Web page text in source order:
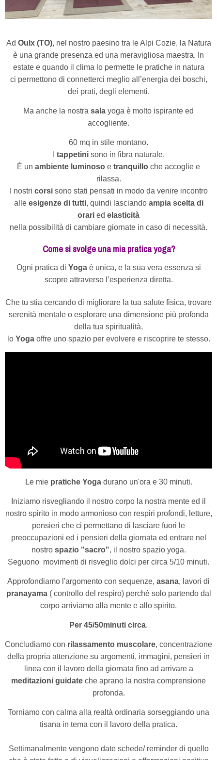
Ad Oulx (TO), nel nostro paesino tra le Alpi Cozie, la Natura
è una grande presenza ed una meravigliosa maestra. In
estate e quando il clima lo permette le pratiche in natura
ci permettono di connetterci meglio all’energia dei boschi,
dei prati, degli elementi.
Ma anche la nostra sala yoga è molto ispirante ed
accogliente.
60 mq in stile montano.
tappetinisono in fibra naturale.
È un ambiente luminoso e tranquillo che accoglie e
rilassa.
I nostri corsi sono stati pensati in modo da venire incontro
alle esigenze di tutti, quindi lasciando ampia scelta di
orari ed elasticità
nella possibilità di cambiare giornate in caso di necessità.
Come si svolge una mia pratica yoga?
Ogni pratica di Yogaè unica, e la sua vera essenza si
scopre attraverso l’esperienza diretta.
Che tu stia cercando di migliorare la tua salute fisica, trovare
serenità mentale o esplorare una dimensione più profonda
della tua spiritualità,
lo Yogaoffre uno spazio per evolvere e riscoprire te stesso.
Le mie pratiche Yogadurano un'ora e 30 minuti.
Iniziamo risvegliando il nostro corpo la nostra mente ed il
nostro spirito in modo armonioso con respiri profondi, letture,
pensieri che ci permettano di lasciare fuori le
preoccupazioni ed i pensieri della giornata ed entrare nel
nostro spazio "sacro", il nostro spazio yoga.
Seguono movimenti di risveglio dolci per circa 5/10 minuti.
Approfondiamo l'argomento con sequenze, asana, lavori di
pranayama( controllo del respiro) perchè solo partendo dal
corpo arriviamo alla mente e allo spirito.
Per 45/50minuti circa.
Concludiamo con rilassamento muscolare, concentrazione
della propria attenzione su argomenti, immagini, pensieri in
linea con il lavoro della giornata fino ad arrivare a
meditazioni guidate che aprano la nostra comprensione
profonda.
Torniamo con calma alla realtà ordinaria sorseggiando una
tisana in tema con il lavoro della pratica.
Settimanalmente vengono date schede/ reminder di quello